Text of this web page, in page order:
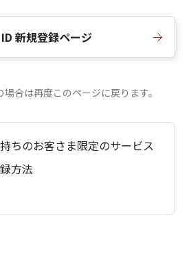
新規登録ページ
合は再度このページに戻ります。
ちのお客さま限定のサービス
方法